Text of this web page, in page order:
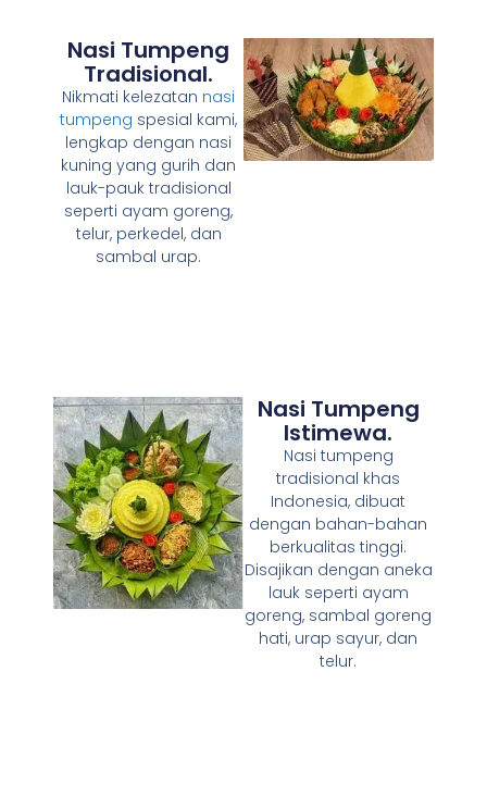
Nasi Tumpeng
Tradisional.
Nikmati kelezatan nasi
tumpeng spesial kami,
lengkap dengan nasi
kuning yang gurih dan
lauk-pauk tradisional
seperti ayam goreng,
telur, perkedel, dan
sambal urap.
Nasi Tumpeng
Istimewa.
Nasi tumpeng
tradisional khas
Indonesia, dibuat
dengan bahan-bahan
berkualitas tinggi.
Disajikan dengan aneka
lauk seperti ayam
goreng, sambal goreng
hati, urap sayur, dan
telur.